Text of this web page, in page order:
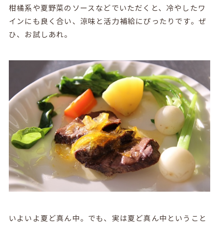
柑橘系や夏野菜のソースなどでいただくと、冷やしたワ
インにも良く合い、涼味と活力補給にぴったりです。ぜ
ひ、お試しあれ。
いよいよ夏ど真ん中。でも、実は夏ど真ん中ということ